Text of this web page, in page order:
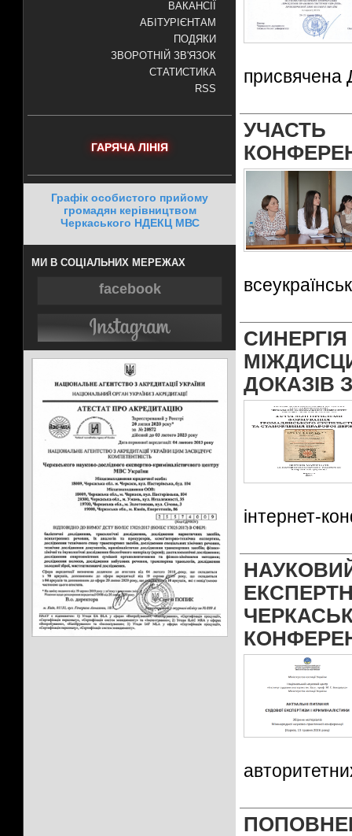
ВАКАНСІЇ
АБІТУРІЄНТАМ
ПОДЯКИ
ЗВОРОТНІЙ ЗВ'ЯЗОК
СТАТИСТИКА
RSS
ГАРЯЧА ЛІНІЯ
Графік особистого прийому
громадян керівництвом
Черкаського НДЕКЦ МВС
МИ В СОЦІАЛЬНИХ МЕРЕЖАХ
facebook
присвячена
УЧАСТЬ
ДОКАЗІВ
інтернет-